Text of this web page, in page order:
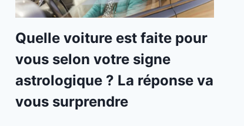
Quelle voiture est faite pour
vous selon votre signe
astrologique ? La réponse va
vous surprendre